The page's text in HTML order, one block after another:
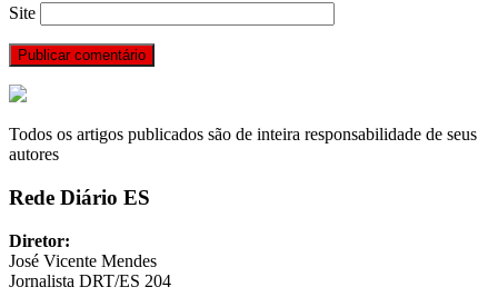
Site
Todos os artigos publicados são de inteira responsabilidade de seus
autores
Rede Diário ES
Diretor:
José Vicente Mendes
Jornalista DRT/ES 204